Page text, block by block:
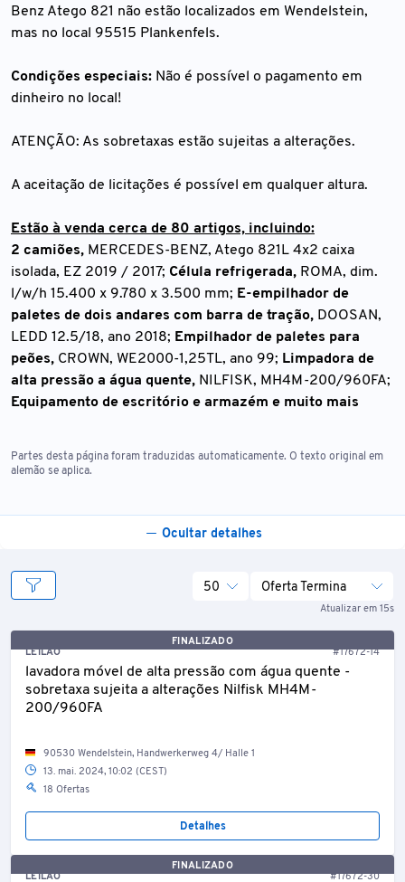
Benz Atego 821 não estão localizados em Wendelstein,
mas no local 95515 Plankenfels.
Condições especiais: Não é possível o pagamento em
dinheiro no local!
ATENÇÃO: As sobretaxas estão sujeitas a alterações.
A aceitação de licitações é possível em qualquer altura.
Estão à venda cerca de 80 artigos, incluindo:
2 camiões, MERCEDES-BENZ, Atego 821L 4x2 caixa
isolada, EZ 2019 / 2017; Célula refrigerada, ROMA, dim.
l/w/h 15.400 x 9.780 x 3.500 mm; E-empilhador de
paletes de dois andares com barra de tração, DOOSAN,
LEDD 12.5/18, ano 2018; Empilhador de paletes para
peões, CROWN, WE2000-1,25TL, ano 99; Limpadora de
alta pressão a água quente, NILFISK, MH4M-200/960FA;
Equipamento de escritório e armazém e muito mais
Partes desta página foram traduzidas automaticamente. O texto original em
alemão se aplica.
Ocultar detalhes
Atualizar em 15s
50 Oferta Termina
FINALIZADO
LEILÃO
#17672-14
lavadora móvel de alta pressão com água quente -
sobretaxa sujeita a alterações Nilfisk MH4M-
200/960FA
90530 Wendelstein, Handwerkerweg 4/ Halle 1
13. mai. 2024, 10:02 (CEST)
18 Ofertas
Detalhes
FINALIZADO
LEILÃO
#17672-30